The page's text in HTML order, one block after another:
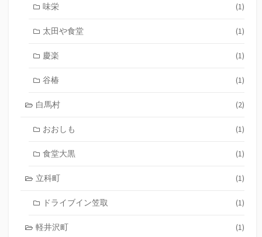
味栄 (1)
太田や食堂 (1)
慶楽 (1)
谷椿 (1)
白馬村 (2)
おおしも (1)
食堂大黒 (1)
立科町 (1)
ドライブイン笠取 (1)
軽井沢町 (1)